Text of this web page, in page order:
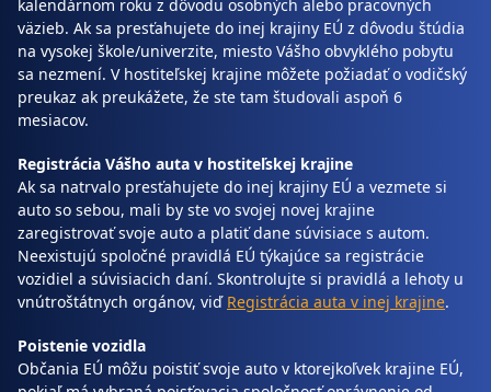
kalendárnom roku z dôvodu osobných alebo pracovných
väzieb. Ak sa presťahujete do inej krajiny EÚ z dôvodu štúdia
na vysokej škole/univerzite, miesto Vášho obvyklého pobytu
sa nezmení. V hostiteľskej krajine môžete požiadať o vodičský
preukaz ak preukážete, že ste tam študovali aspoň 6
mesiacov.
Registrácia Vášho auta v hostiteľskej krajine
Ak sa natrvalo presťahujete do inej krajiny EÚ a vezmete si
auto so sebou, mali by ste vo svojej novej krajine
zaregistrovať svoje auto a platiť dane súvisiace s autom.
Neexistujú spoločné pravidlá EÚ týkajúce sa registrácie
vozidiel a súvisiacich daní. Skontrolujte si pravidlá a lehoty u
vnútroštátnych orgánov, viď Registrácia auta v inej krajine.
Poistenie vozidla
Občania EÚ môžu poistiť svoje auto v ktorejkoľvek krajine EÚ,